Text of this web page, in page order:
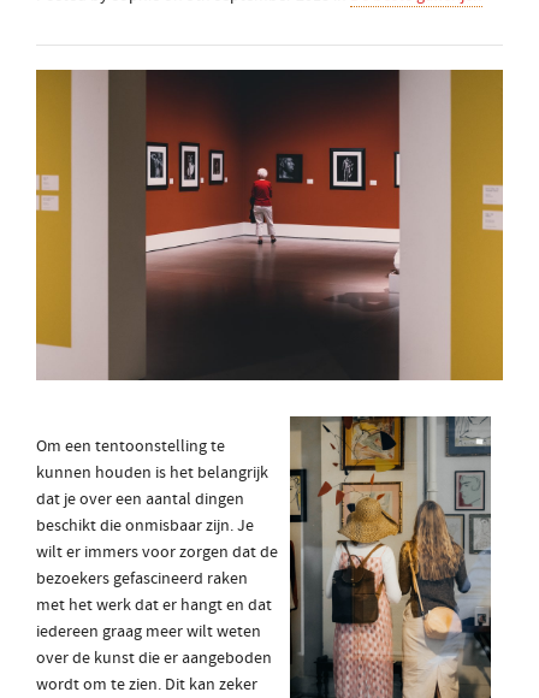
Om een tentoonstelling te
kunnen houden is het belangrijk
dat je over een aantal dingen
beschikt die onmisbaar zijn. Je
wilt er immers voor zorgen dat de
bezoekers gefascineerd raken
met het werk dat er hangt en dat
iedereen graag meer wilt weten
over de kunst die er aangeboden
wordt om te zien. Dit kan zeker